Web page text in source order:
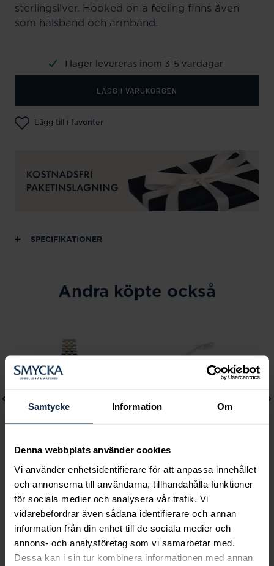
Samtycke Information Om
Denna webbplats använder cookies
Vi använder enhetsidentifierare för att anpassa innehållet
och annonserna till användarna, tillhandahålla funktioner
för sociala medier och analysera vår trafik. Vi
vidarebefordrar även sådana identifierare och annan
information från din enhet till de sociala medier och
annons- och analysföretag som vi samarbetar med.
Dessa kan i sin tur kombinera informationen med annan
sterlingsilver. Hooked on a feeling finns även
som halsband och armband.
I lager levereras inom 3-5 vardagar
LÄGG I VARUKORGEN
Lägg till i favoriter
SPECIFIKATIONER
Andra köpte också
Mockberg
Royal Watch 28 mm
Pris:2 399 kr
2 399 kr
Lily and Rose
Emily pearl bracelet -
Ivory
Pris:349 kr
349 kr